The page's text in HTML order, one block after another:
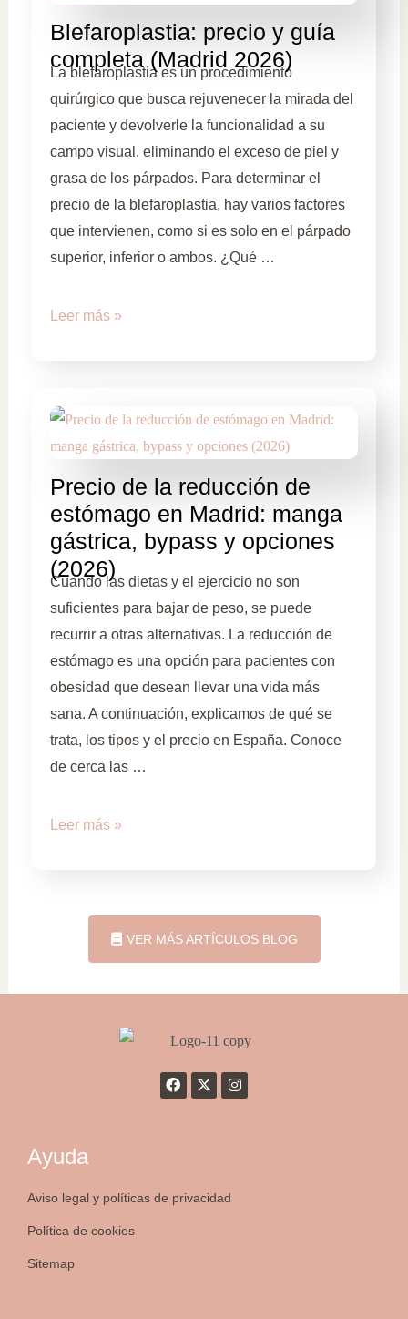
Blefaroplastia: precio y guía
completa (Madrid 2026)
La blefaroplastia es un procedimiento
quirúrgico que busca rejuvenecer la mirada del
paciente y devolverle la funcionalidad a su
campo visual, eliminando el exceso de piel y
grasa de los párpados. Para determinar el
precio de la blefaroplastia, hay varios factores
que intervienen, como si es solo en el párpado
superior, inferior o ambos. ¿Qué …
Leer más »
Precio de la reducción de
estómago en Madrid: manga
gástrica, bypass y opciones
(2026)
Cuando las dietas y el ejercicio no son
suficientes para bajar de peso, se puede
recurrir a otras alternativas. La reducción de
estómago es una opción para pacientes con
obesidad que desean llevar una vida más
sana. A continuación, explicamos de qué se
trata, los tipos y el precio en España. Conoce
de cerca las …
Leer más »
VER MÁS ARTÍCULOS BLOG
Ayuda
Aviso legal y políticas de privacidad
Política de cookies
Sitemap